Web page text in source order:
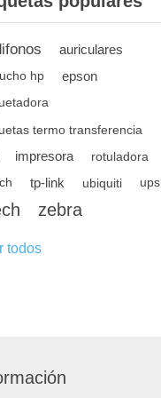
auriculares
hp epson
termo transferencia
impresora rotuladora
tp-link ubiquiti ups
zebra
todos